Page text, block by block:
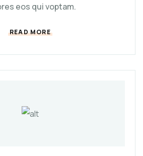
eos qui voptam.
READ MORE